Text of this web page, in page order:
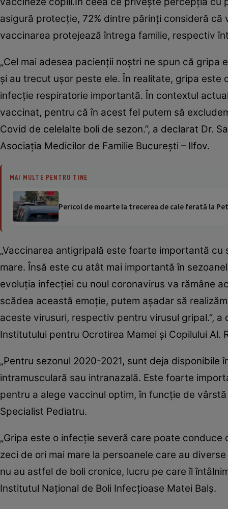
asigură protecţie, 72% dintre părinţi consideră
vaccinarea protejează întrega familie, respectiv
„Cel mai adesea pacienţii noştri ne spun că
şi au trecut uşor peste ele. În realitate, gripa este
infecţie respiratorie importantă. În contextul
vaccinat, pentru că în acest fel putem să
Covid de celelalte boli de sezon.”, a declarat Dr.
Asociaţia Medicilor de Familie Bucureşti – Ilfov.
MAI MULTE PENTRU TINE
Pericol de moarte la trecerea de cale ferată la
„Vaccinarea antigripală este foarte importantă
mare. Însă este cu atât mai importantă în
evoluţia infecţiei cu noul coronavirus va rămâne
scădea această emoţie, putem aşadar să
aceste virusuri, respectiv pentru virusul gripal.”,
Institutului pentru Ocrotirea Mamei şi Copilului Al.
„Pentru sezonul 2020-2021, sunt deja
intramusculară sau intranazală. Este foarte
pentru a alege vaccinul optim, în funcţie de
Specialist Pediatru.
„Gripa este o infecţie severă care poate
zeci de ori mai mare la persoanele care au
nu au astfel de boli cronice, lucru pe care îl
Institutul Naţional de Boli Infecţioase Matei Balş.